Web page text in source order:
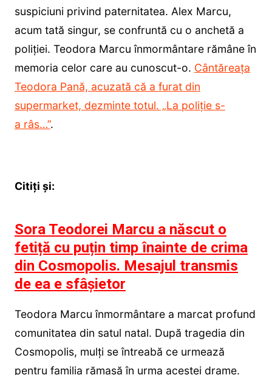
suspiciuni privind paternitatea. Alex Marcu,
acum tată singur, se confruntă cu o anchetă a
poliției. Teodora Marcu înmormântare rămâne în
memoria celor care au cunoscut-o. Cântăreața
Teodora Pană, acuzată că a furat din
supermarket, dezminte totul. „La poliție s-
a râs…”.
Citiți și:
Sora Teodorei Marcu a născut o
fetiță cu puțin timp înainte de crima
din Cosmopolis. Mesajul transmis
de ea e sfâșietor
Teodora Marcu înmormântare a marcat profund
comunitatea din satul natal. După tragedia din
Cosmopolis, mulți se întreabă ce urmează
pentru familia rămasă în urma acestei drame.